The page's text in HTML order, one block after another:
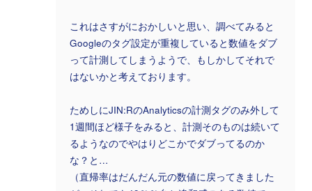
これはさすがにおかしいと思い、調べてみると
Googleのタグ設定が重複していると数値をダブ
って計測してしまうようで、もしかしてそれで
はないかと考えております。
ためしにJIN:RのAnalyticsの計測タグのみ外して
1週間ほど様子をみると、計測そのものは続いて
るようなのでやはりどこかでダブってるのか
な？と…
（直帰率はだんだん元の数値に戻ってきました